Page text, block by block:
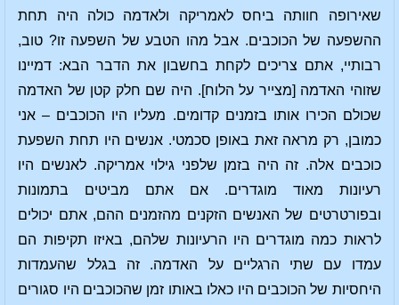
שאירופה חוותה ביחס לאמריקה ולאדמה כולה היה תחת
ההשפעה של הכוכבים. אבל מהו הטבע של השפעה זו? טוב,
רבותיי, אתם צריכים לקחת בחשבון את הדבר הבא: דמיינו
שזוהי האדמה [מצייר על הלוח]. היה שם חלק קטן של האדמה
שכולם הכירו אותו בזמנים קדומים. מעליו היו הכוכבים – אני
כמובן, רק מראה זאת באופן סכמטי. אנשים היו תחת השפעת
כוכבים אלה. זה היה בזמן שלפני גילוי אמריקה. לאנשים היו
רעיונות מאוד מוגדרים. אם אתם מביטים בתמונות
ובפורטרטים של האנשים הזקנים מהזמנים ההם, אתם יכולים
לראות כמה מוגדרים היו הרעיונות שלהם, באיזו תקיפות הם
עמדו עם שתי הרגליים על האדמה. זה בגלל שהעמדות
היחסיות של הכוכבים היו כאלו באותו זמן שהכוכבים היו סגורים